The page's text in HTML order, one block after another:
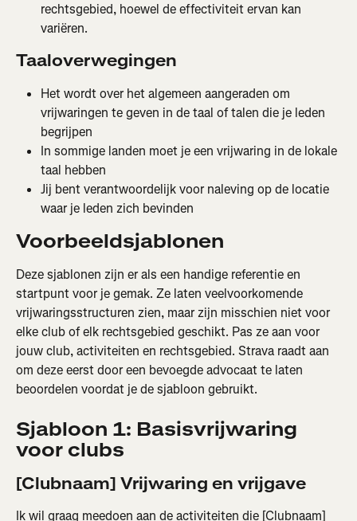
rechtsgebied, hoewel de effectiviteit ervan kan
variëren.
Taaloverwegingen
Het wordt over het algemeen aangeraden om
vrijwaringen te geven in de taal of talen die je leden
begrijpen
In sommige landen moet je een vrijwaring in de lokale
taal hebben
Jij bent verantwoordelijk voor naleving op de locatie
waar je leden zich bevinden
Voorbeeldsjablonen
Deze sjablonen zijn er als een handige referentie en
startpunt voor je gemak. Ze laten veelvoorkomende
vrijwaringsstructuren zien, maar zijn misschien niet voor
elke club of elk rechtsgebied geschikt. Pas ze aan voor
jouw club, activiteiten en rechtsgebied. Strava raadt aan
om deze eerst door een bevoegde advocaat te laten
beoordelen voordat je de sjabloon gebruikt.
Sjabloon 1: Basisvrijwaring
voor clubs
[Clubnaam] Vrijwaring en vrijgave
Ik wil graag meedoen aan de activiteiten die [Clubnaam]